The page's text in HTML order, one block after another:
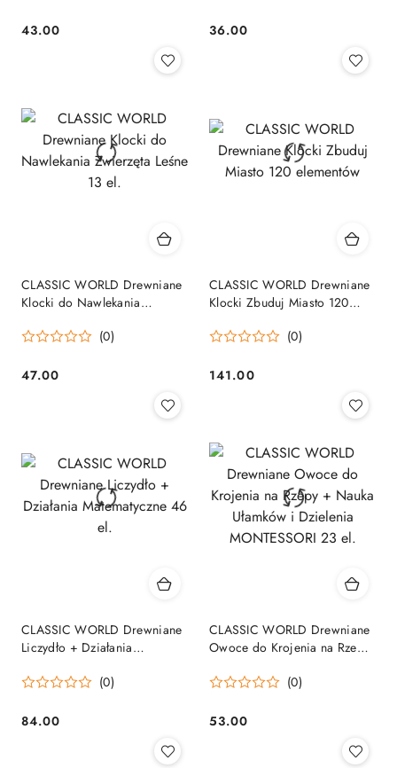
Cena:
43.00 Cena:
36.00
CLASSIC WORLD Drewniane
Klocki do Nawlekania
(0)
Cena:
47.00
CLASSIC WORLD Drewniane
Klocki Zbuduj Miasto 120
(0)
Cena:
141.00
CLASSIC WORLD Drewniane
Liczydło + Działania
(0)
Cena:
84.00
CLASSIC WORLD Drewniane
Owoce do Krojenia na Rzepy
MONTESSORI 23 el.
(0)
Cena:
53.00